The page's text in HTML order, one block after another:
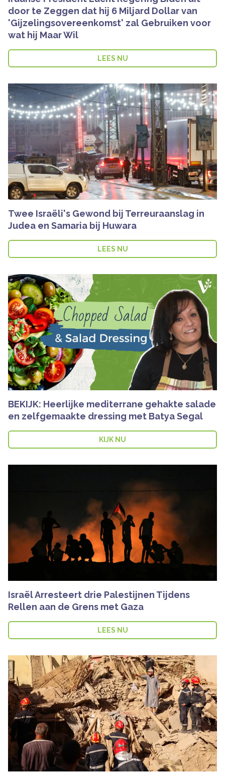
door te Zeggen dat hij 6 Miljard Dollar van
'Gijzelingsovereenkomst' zal Gebruiken voor
wat hij Maar Wil
LEES NU
Twee Israëli's Gewond bij Terreuraanslag in
Judea en Samaria bij Huwara
LEES NU
BEKIJK: Heerlijke mediterrane gehakte salade
en zelfgemaakte dressing met Batya Segal
KIJK NU
Israël Arresteert drie Palestijnen Tijdens
Rellen aan de Grens met Gaza
LEES NU